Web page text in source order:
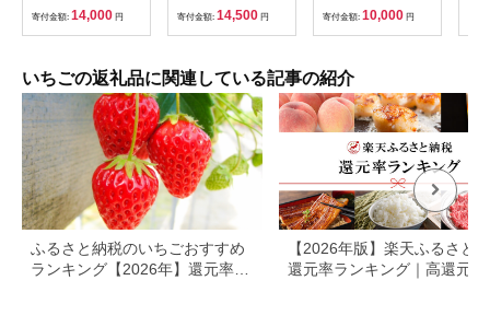
寄付金額: 14,000 円
12月中旬以降発送】
｜ あまりん アマリン
イチゴ 苺 いちご あお
心農園 果物 フルーツ
自然 甘い 美味しい ジ
ューシー ビタミン お
いしい おすすめ 贈り
物 ギフト 埼玉県 東松
山市
寄付金額: 14,500 円
鮮野菜・果物セット」
をお届けします!【配
送不可地域：離島・北
【1201237】
寄付金額: 10,000 円
いちごの返礼品に関連している記事の紹介
ふるさと納税のいちごおすすめ
ランキング【2026年】還元率・
【2026年版】楽天ふるさと
還元率ランキング｜高還元率